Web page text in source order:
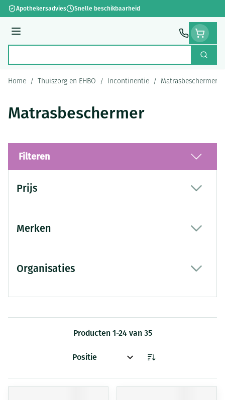
Ga naar de inhoud
Apothekersadvies Snelle beschikbaarheid
Menu
Zoek
Home / Thuiszorg en EHBO / Incontinentie / Matrasbeschermer
Matrasbeschermer
Filteren
Prijs
Merken
Organisaties
Producten 1-24van 35
Sorteer op: